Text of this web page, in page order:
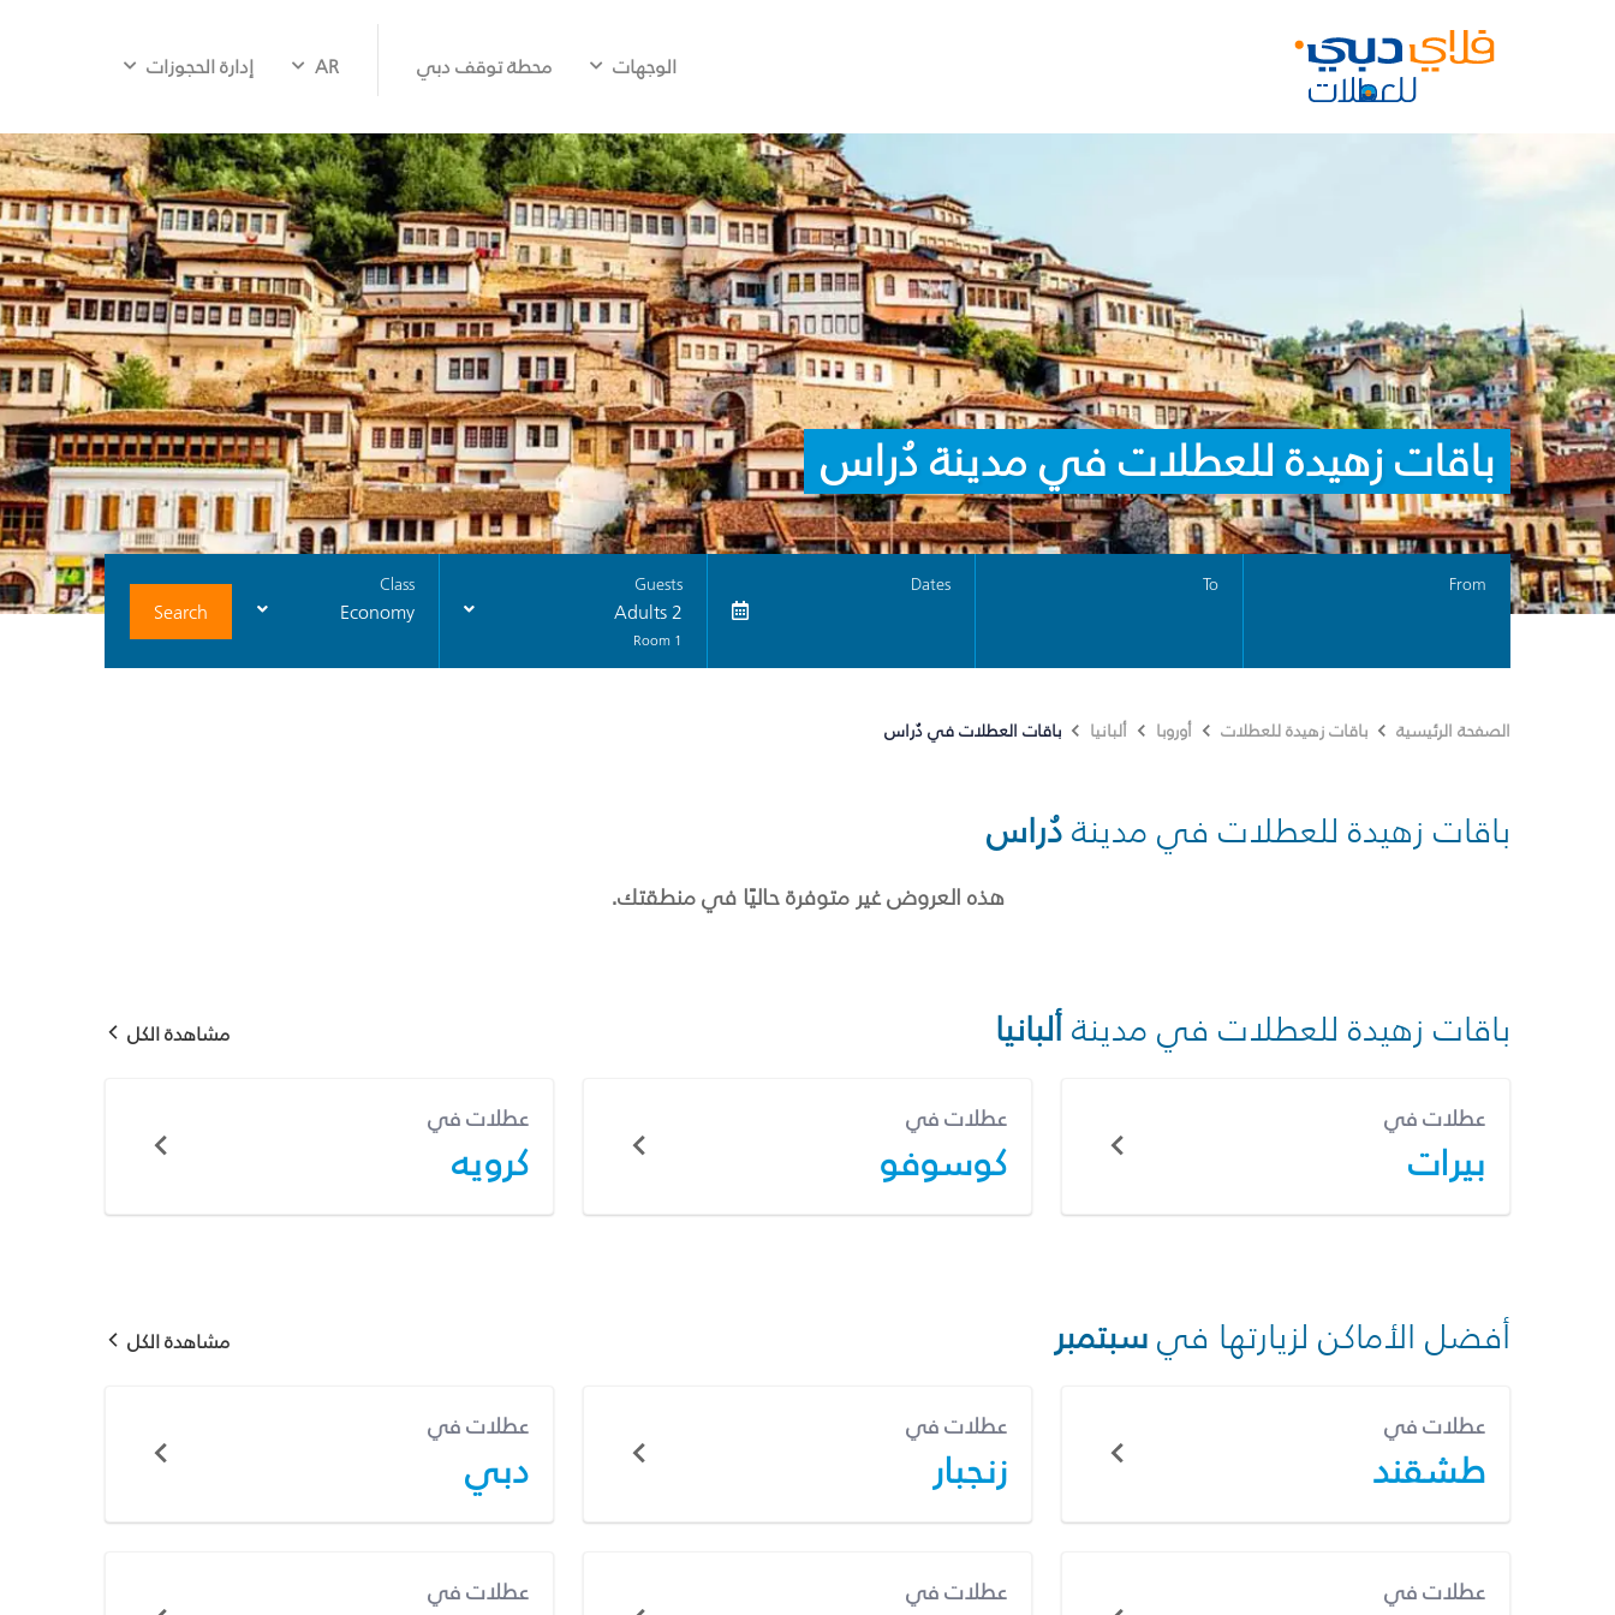
الوجهات محطة توقف دبي AR إدارة الحجوزات
باقات زهيدة للعطلات في مدينة دُراس
From
To
Dates
Guests
2 Adults
1 Room
Class
Economy
Search
الصفحة الرئيسية باقات زهيدة للعطلات أوروبا ألبانيا باقات العطلات في دُراس
باقات زهيدة للعطلات في مدينةدُراس
هذه العروض غير متوفرة حاليًا في منطقتك.
باقات زهيدة للعطلات في مدينةألبانيا مشاهدة الكل
عطلات في
بيرات
عطلات في
كوسوفو
عطلات في
كرويه
أفضل الأماكن لزيارتها فيسبتمبر مشاهدة الكل
عطلات في
طشقند
عطلات في
زنجبار
عطلات في
دبي
عطلات في عطلات في عطلات في